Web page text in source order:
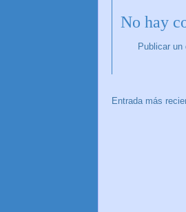
No hay
Publicar un
Entrada más